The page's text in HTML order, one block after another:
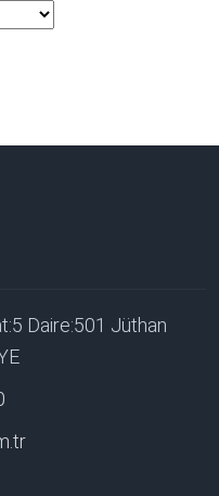
Daire:501 Jüthan